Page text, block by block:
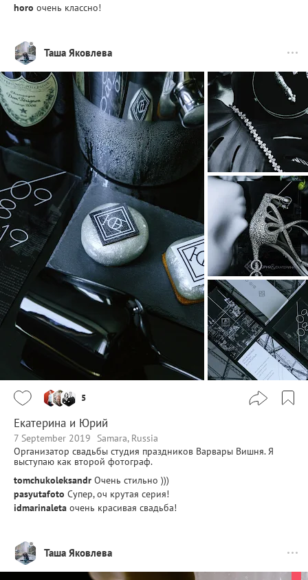
horo очень классно!
Таша Яковлева
5
Екатерина и Юрий
7 September 2019
Samara, Russia
Организатор свадьбы студия праздников Варвары Вишня. Я
выступаю как второй фотограф.
tomchukoleksandr Очень стильно )))
pasyutafoto Супер, оч крутая серия!
idmarinaleta очень красивая свадьба!
Таша Яковлева